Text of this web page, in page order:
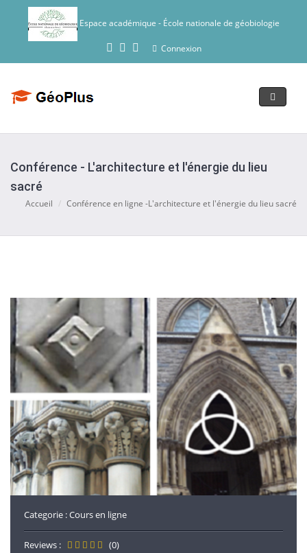
Espace académique - École nationale de géobiologie
Connexion
toggle
Conférence - L'architecture et l'énergie du lieu
sacré
Accueil Conférence en ligne -L'architecture et l'énergie du lieu sacré
Categorie :Cours en ligne
Reviews : (0)